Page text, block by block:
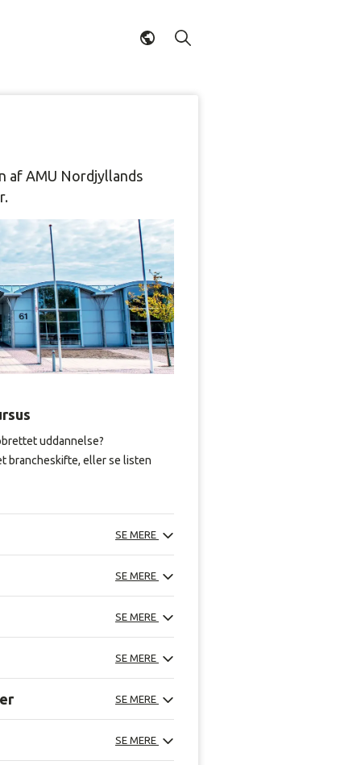
af AMU Nordjyllands
uddannelse?
brancheskifte, eller se listen
SE MERE
SE MERE
SE MERE
SE MERE
SE MERE
SE MERE